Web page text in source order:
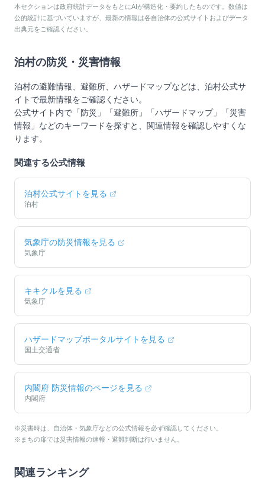
本セクションは政府統計データをもとにAIが構造化・要約したものです。数値は
公的統計に基づいていますが、最新の情報は各自治体の公式サイトおよびデータ
出典元をご確認ください。
泊村の防災・災害情報
泊村の避難情報、避難所、ハザードマップなどは、 泊村公式サ
イトで最新情報をご確認ください。
公式サイト内で「防災」「避難所」「ハザードマップ」「災害
情報」などのキーワードを探すと、関連情報を確認しやすくな
ります。
関連する公式情報
泊村公式サイトを見る
泊村
気象庁の防災情報を見る
気象庁
キキクルを見る
気象庁
ハザードマップポータルサイトを見る
国土交通省
内閣府 防災情報のページを見る
内閣府
※災害時は、自治体・気象庁などの公式情報を必ず確認してください。
※まちの扉では災害情報の速報・避難判断は行いません。
関連ランキング